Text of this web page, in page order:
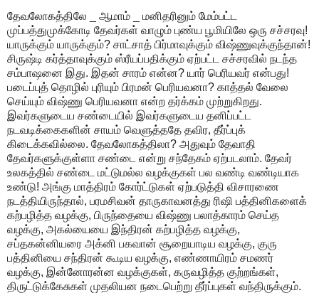
தேவலோகத்திலே _ ஆமாம் _ மனிதரினும் மேம்பட்ட
முப்பத்துமுக்கோடி தேவர்கள் வாழும் புண்ய பூமியிலே ஒரு சச்சரவு!
யாருக்கும் யாருக்கும்? சாட்சாத் பிர்மாவுக்கும் விஷ்ணுவுக்குந்தான்!
சிருஷ்டி கர்த்தாவுக்கும் ஸ்ரீயப்பதிக்கும் ஏற்பட்ட சச்சரவில் நடந்த
சம்பாஷனை இது. இதன் சாரம் என்ன? யார் பெரியவர் என்பது!
படைப்புத் தொழில் புரியும் பிரமன் பெரியவனா? காத்தல் வேலை
செய்யும் விஷ்ணு பெரியவனா என்ற தர்க்கம் முற்றுகிறது.
இவர்களுடைய சண்டையில் இவர்களுடைய தனிப்பட்ட
நடவடிக்கைகளின் சாயம் வெளுத்ததே தவிர, தீர்ப்புக்
கிடைக்கவில்லை. தேவலோகத்திலா? அதுவும் தேவாதி
தேவர்களுக்குள்ளா சண்டை என்று சந்தேகம் ஏற்படலாம். தேவர்
உலகத்தில் சண்டை மட்டுமல்ல வழக்குகள் பல வண்டி வண்டியாக
உண்டு! அங்கு மாத்திரம் கோர்ட்டுகள் ஏற்படுத்தி விசாரணை
நடத்தியிருந்தால், பரமசிவன் தாருகாவனத்து ரிஷி பத்தினிகளைக்
கற்பழித்த வழக்கு, பிருந்தையை விஷ்ணு பலாத்காரம் செய்த
வழக்கு, அகல்யையை இந்திரன் கற்பழித்த வழக்கு,
சப்தகன்னியரை அக்னி பகவான் சூறையாடிய வழக்கு, குரு
பத்தினியை சந்திரன் கூடிய வழக்கு, எண்ணாயிரம் சமணர்
வழக்கு, இன்னோரன்ன வழக்குகள், கருவழித்த குற்றங்கள்,
திருட்டுக்கேசுகள் முதலியன நடைபெற்று தீர்ப்புகள் வந்திருக்கும்.